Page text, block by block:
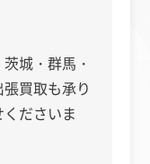
城・群馬・
買取も承り
ださいま